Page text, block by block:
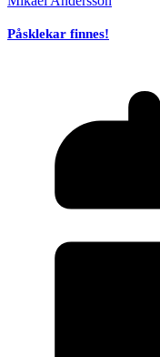
Påsklekar finnes!